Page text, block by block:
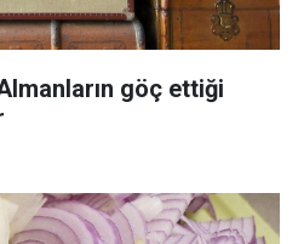
göç ettiği